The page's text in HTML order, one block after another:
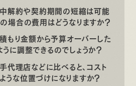
約や契約期間の短縮は可能
場合の費用はどうなりますか？
り金額から予算オーバーした
うに調整できるのでしょうか？
理店などに比べると、コスト
うな位置づけになりますか？